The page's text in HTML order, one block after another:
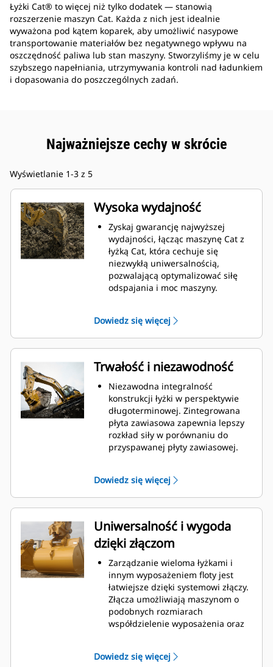
Łyżki Cat® to więcej niż tylko dodatek — stanowią
rozszerzenie maszyn Cat. Każda z nich jest idealnie
wyważona pod kątem koparek, aby umożliwić nasypowe
transportowanie materiałów bez negatywnego wpływu na
oszczędność paliwa lub stan maszyny. Stworzyliśmy je w celu
szybszego napełniania, utrzymywania kontroli nad ładunkiem
i dopasowania do poszczególnych zadań.
Najważniejsze cechy w skrócie
Wyświetlanie 1-3 z 5
Wysoka wydajność
Zyskaj gwarancję najwyższej
wydajności, łącząc maszynę Cat z
łyżką Cat, która cechuje się
niezwykłą uniwersalnością,
pozwalającą optymalizować siłę
odspajania i moc maszyny.
materiału na łyżkę. Zwiększony
prześwit lemiesza zapewnia
zmniejszony opór dolnej części
łyżki, co obniża koszty związane z
konserwacją.
Zużycie paliwa jest najwyższe
podczas kopania. Łyżki Cat
gwarantują szybkie cięcie
materiału w celu zwiększenia
ogólnej wydajności pracy maszyny.
Możesz załadować większą ilość
pozwalają utrzymać większość
materiału w łyżce podczas każdego
załadunku.
Dowiedz się więcej
Trwałość i niezawodność
Niezawodna integralność
konstrukcji łyżki w perspektywie
długoterminowej. Zintegrowana
płyta zawiasowa zapewnia lepszy
rozkład siły w porównaniu do
przyspawanej płyty zawiasowej.
odpornej na ścieranie stali,
zwłaszcza w przypadku
podzespołów podatnych na
nadmierne zużycie.
Chroń najważniejsze, podatne na
zużycie obszary łyżki za pomocą
osprzętu do prac ziemnych (GET)
Cat.
Zwiększ produkcję w
wymagających zastosowaniach,
ułatw penetrację podczas
stertowania i skróć czas trwania
cyklu za pomocą systemu Cat®
Montuj i demontuj końcówki
Dowiedz się więcej
Uniwersalność i wygoda
dzięki złączom
Zarządzanie wieloma łyżkami i
innym wyposażeniem floty jest
łatwiejsze dzięki systemowi złączy.
Złącza umożliwiają maszynom o
podobnych rozmiarach
współdzielenie wyposażenia oraz
Łyżki, które można zamocować
Dowiedz się więcej